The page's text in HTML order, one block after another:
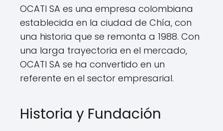
OCATI SA es una empresa colombiana
establecida en la ciudad de Chía, con
una historia que se remonta a 1988. Con
una larga trayectoria en el mercado,
OCATI SA se ha convertido en un
referente en el sector empresarial.
Historia y Fundación